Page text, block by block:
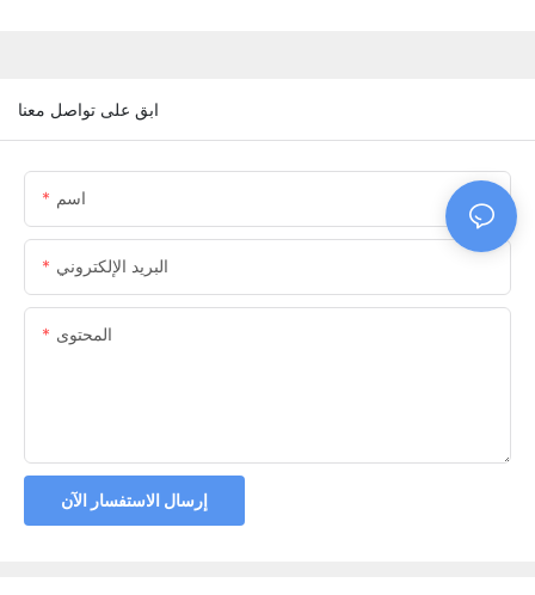
ابق على تواصل معنا
اسم
البريد الإلكتروني
المحتوى
إرسال الاستفسار الآن